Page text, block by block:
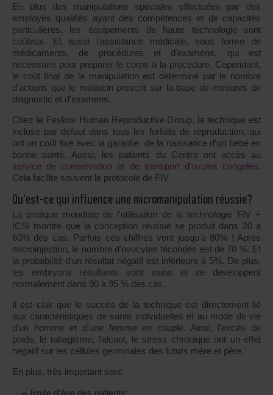
En plus des manipulations spéciales effectuées par des
employés qualifiés ayant des compétences et de capacités
particulières, les équipements de haute technologie sont
coûteux. Et aussi l'assistance médicale, sous forme de
médicaments, de procédures et d'examens, qui est
nécessaire pour préparer le corps à la procédure. Cependant,
le coût final de la manipulation est déterminé par le nombre
d'actions que le médecin prescrit sur la base de mesures de
diagnostic et d'examens.
Chez le Feskov Human Reproductive Group, la technique est
incluse par défaut dans tous les forfaits de reproduction, qui
ont un coût fixe avec la garantie de la naissance d'un bébé en
bonne santé. Aussi, les patients du Centre ont accès au
service de conservation et de transport d'ovules congelés.
Cela facilite souvent le protocole de FIV.
Qu'est-ce qui influence une micromanipulation réussie?
La pratique mondiale de l'utilisation de la technologie FIV +
ICSI montre que la conception réussie se produit dans 20 à
60% des cas. Parfois ces chiffres vont jusqu'à 80% ! Après
microinjection, le nombre d'ovocytes fécondés est de 70 %. Et
la probabilité d'un résultat négatif est inférieure à 5%. De plus,
les embryons résultants sont sains et se développent
normalement dans 90 à 95 % des cas.
Il est clair que le succès de la technique est directement lié
aux caractéristiques de santé individuelles et au mode de vie
d'un homme et d'une femme en couple. Ainsi, l'excès de
poids, le tabagisme, l'alcool, le stress chronique ont un effet
négatif sur les cellules germinales des futurs mère et père.
En plus, très important sont:
limite d’âge des patients;